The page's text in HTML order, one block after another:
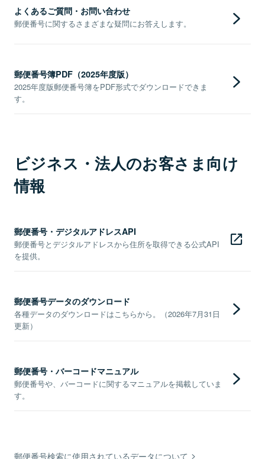
よくあるご質問・お問い合わせ
郵便番号に関するさまざまな疑問にお答えします。
郵便番号簿PDF（2025年度版）
2025年度版郵便番号簿をPDF形式でダウンロードできま
す。
ビジネス・法人のお客さま向け
情報
郵便番号・デジタルアドレスAPI
郵便番号とデジタルアドレスから住所を取得できる公式API
を提供。
郵便番号データのダウンロード
各種データのダウンロードはこちらから。（2026年7月31日
更新）
郵便番号・バーコードマニュアル
郵便番号や、バーコードに関するマニュアルを掲載していま
す。
郵便番号検索に使用されているデータについて